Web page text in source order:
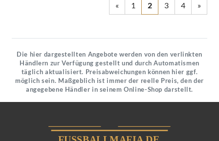
« 1 2 3 4 »
Die hier dargestellten Angebote werden von den verlinkten
Händlern zur Verfügung gestellt und durch Automatismen
täglich aktualisiert. Preisabweichungen können hier ggf.
möglich sein. Maßgeblich ist immer der reelle Preis, den der
angegebene Händler in seinem Online-Shop darstellt.